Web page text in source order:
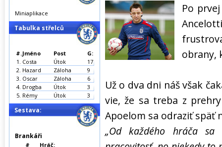
Po
obrany,
Už o dva dni náš však
vie, že sa treba z
Apoelom sa odraziť späť
„Od každého hráča
Miniaplikace
Tabulka střelců
#.Jméno Post
G:
1. Costa Útok
17
2. Hazard Záloha
9
3. Oscar Záloha
6
4. Drogba Útok
3
5. Rémy Útok 3
Sestava:
Brankáři
#
Hráč: